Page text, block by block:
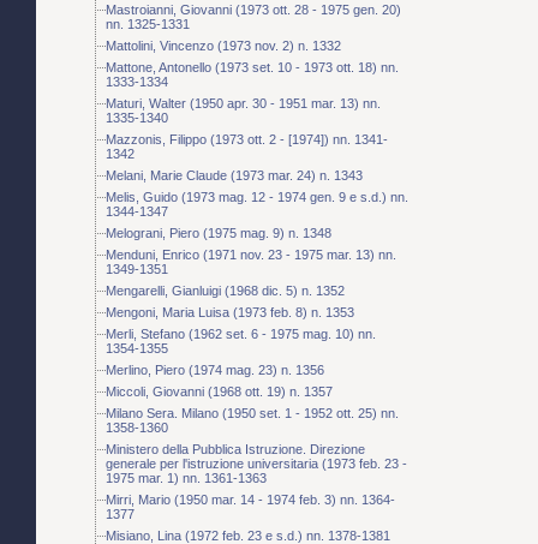
Mastroianni, Giovanni (1973 ott. 28 - 1975 gen. 20)
nn. 1325-1331
Mattolini, Vincenzo (1973 nov. 2) n. 1332
Mattone, Antonello (1973 set. 10 - 1973 ott. 18) nn.
1333-1334
Maturi, Walter (1950 apr. 30 - 1951 mar. 13) nn.
1335-1340
Mazzonis, Filippo (1973 ott. 2 - [1974]) nn. 1341-
1342
Melani, Marie Claude (1973 mar. 24) n. 1343
Melis, Guido (1973 mag. 12 - 1974 gen. 9 e s.d.) nn.
1344-1347
Melograni, Piero (1975 mag. 9) n. 1348
Menduni, Enrico (1971 nov. 23 - 1975 mar. 13) nn.
1349-1351
Mengarelli, Gianluigi (1968 dic. 5) n. 1352
Mengoni, Maria Luisa (1973 feb. 8) n. 1353
Merli, Stefano (1962 set. 6 - 1975 mag. 10) nn.
1354-1355
Merlino, Piero (1974 mag. 23) n. 1356
Miccoli, Giovanni (1968 ott. 19) n. 1357
Milano Sera. Milano (1950 set. 1 - 1952 ott. 25) nn.
1358-1360
Ministero della Pubblica Istruzione. Direzione
generale per l'istruzione universitaria (1973 feb. 23 -
1975 mar. 1) nn. 1361-1363
Mirri, Mario (1950 mar. 14 - 1974 feb. 3) nn. 1364-
1377
Misiano, Lina (1972 feb. 23 e s.d.) nn. 1378-1381